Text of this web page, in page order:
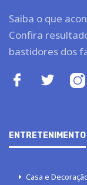
Saiba o que
Confira
bastidores dos
ENTRETENIMENTO
Casa e